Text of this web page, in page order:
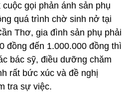
gọi phản ánh sản phụ
quá trình chờ sinh nở tại
Thơ, gia đình sản phụ phải
đồng đến 1.000.000 đồng thì
bác sỹ, điều dưỡng chăm
rất bức xúc và đề nghị
tra sự việc.